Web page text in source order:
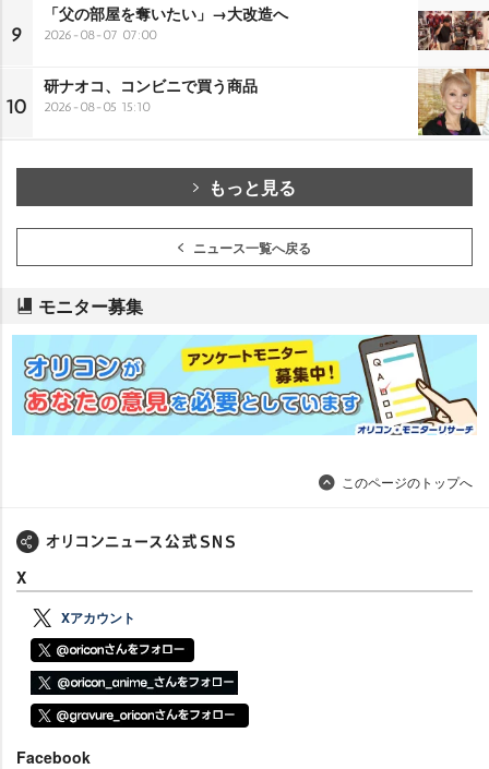
9
「父の部屋を奪いたい」→大改造へ
2026-08-07 07:00
10
研ナオコ、コンビニで買う商品
2026-08-05 15:10
もっと見る
ニュース一覧へ戻る
モニター募集
このページのトップへ
X
Xアカウント
Facebook